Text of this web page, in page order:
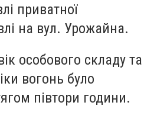
приватної
на вул. Урожайна.
особового складу та
вогонь було
півтори години.